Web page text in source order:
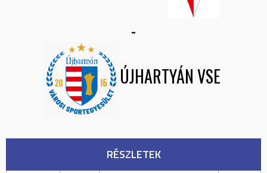
-
ÚJHARTYÁN VSE
RÉSZLETEK